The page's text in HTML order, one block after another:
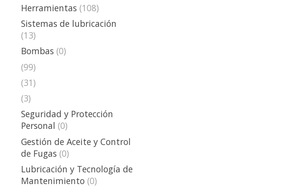
Herramientas (108)
Sistemas de lubricación
(13)
Bombas (0)
(99)
(31)
(3)
Seguridad y Protección
Personal (0)
Gestión de Aceite y Control
de Fugas (0)
Lubricación y Tecnología de
Mantenimiento (0)